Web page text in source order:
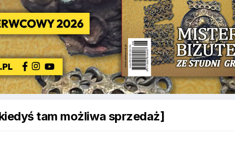
tam możliwa sprzedaż]